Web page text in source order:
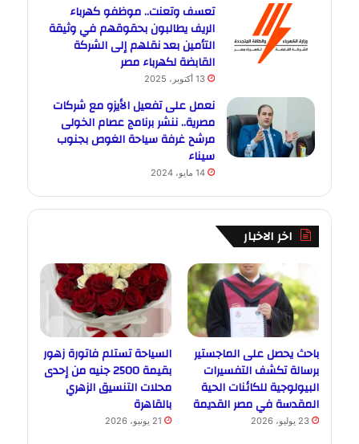
تعسف وتعنت.. موظفو كهرباء
الريف يطالبون بحقوقهم في وثيقة
التأمين بعد نقلهم إلى الشركة
القابضة لكهرباء مصر
13 أكتوبر، 2025
نعمل على تفعيل الأيزو مع شركات
مصرية.. ننشر برنامج عصام الخولى
مرشح غرفة سياحة الغوص بجنوب
سيناء
14 مايو، 2024
اخر الاخبار
باحث يحصل على الماجستير
برسالة تكشف التفسيرات
البيولوجية للكائنات الحية
المقدسة في مصر القديمة
23 يوليو، 2026
السياحة تستلم فاتورة زهور
بقيمة 2500 جنيه من إحدى
محلات التنسيق الزهري
بالقاهرة
21 يونيو، 2026